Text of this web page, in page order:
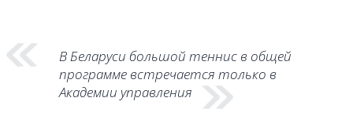
В Беларуси большой теннис в общей
программе встречается только в
Академии управления